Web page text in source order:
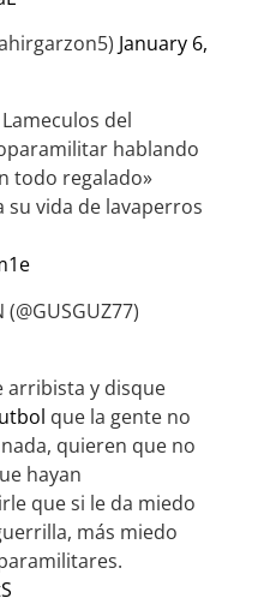
January 6,
del
hablando
todo regalado»
vida de lavaperros
arribista y disque
que la gente no
quieren que no
hayan
que si le da miedo
más miedo